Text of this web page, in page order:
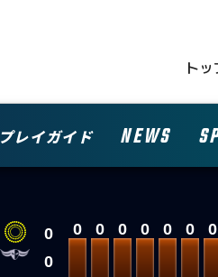
トッ
プレイガイド NEWS
0
0
0 0 0 0 0 0 0